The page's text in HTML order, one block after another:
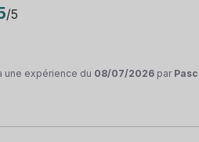
/5
une expérience du 08/07/2026 par